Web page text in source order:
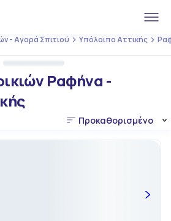
- Αγορά Σπιτιού Υπόλοιπο Αττικής
Ραφήνα -
Προκαθορισμένο